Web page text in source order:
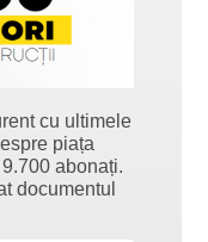
cu ultimele
piața
abonați.
documentul